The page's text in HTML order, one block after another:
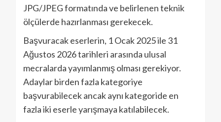
JPG/JPEG formatında ve belirlenen teknik
ölçülerde hazırlanması gerekecek.
Başvuracak eserlerin, 1 Ocak 2025 ile 31
Ağustos 2026 tarihleri arasında ulusal
mecralarda yayımlanmış olması gerekiyor.
Adaylar birden fazla kategoriye
başvurabilecek ancak aynı kategoride en
fazla iki eserle yarışmaya katılabilecek.